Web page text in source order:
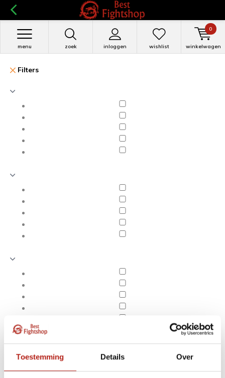
Toestemming Details Over
zoek inloggen
menu wishlist winkelwagen
0
Filters